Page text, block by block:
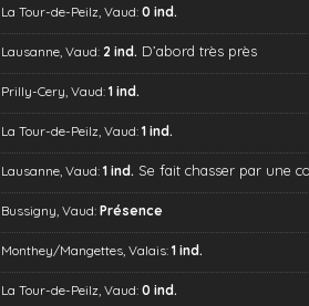
La Tour-de-Peilz, Vaud: 0 ind.
Lausanne, Vaud: 2 ind. D’abord très près
Prilly-Cery, Vaud: 1 ind.
La Tour-de-Peilz, Vaud: 1 ind.
Lausanne, Vaud: 1 ind. Se fait chasser par une
Bussigny, Vaud: Présence
Monthey/Mangettes, Valais: 1 ind.
La Tour-de-Peilz, Vaud: 0 ind.